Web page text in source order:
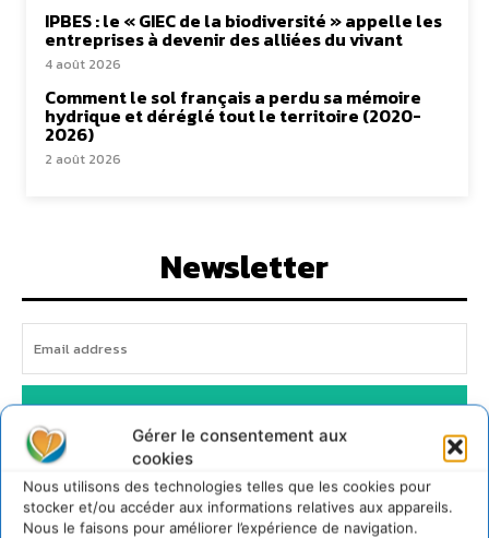
Gérer le consentement aux
cookies
Nous utilisons des technologies telles que les cookies pour
stocker et/ou accéder aux informations relatives aux appareils.
Nous le faisons pour améliorer l’expérience de navigation.
IPBES : le « GIEC de la biodiversité » appelle les
entreprises à devenir des alliées du vivant
4 août 2026
Comment le sol français a perdu sa mémoire
hydrique et déréglé tout le territoire (2020-
2026)
2 août 2026
Newsletter
JE M'ABONNE